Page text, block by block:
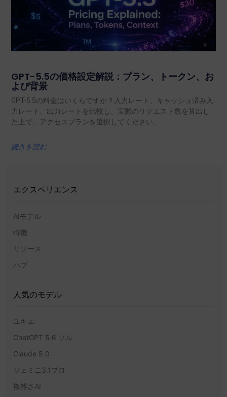
GPT-5.5の価格設定解説：プラン、トークン、お
よび背景
GPT-5.5の料金はいくらですか？入力レート、キャッシュ済み入
力レート、出力レートを比較し、実際のリクエスト数を算出し
た上で、アクセスプランを選択してください。.
続きを読む
エクスペリエンス
AIモデル
特徴
リソース
ハブ
人気のモデル
ユキエ
ChatGPT 5.6 ソル
Claude 5.0
ジェミニ3.1プロ
複雑さAI